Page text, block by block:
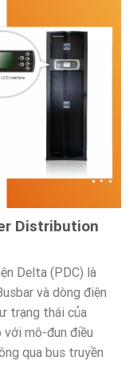
Distribution
Delta (PDC) là
và dòng điện
trạng thái của
mô-đun điều
qua bus truyền